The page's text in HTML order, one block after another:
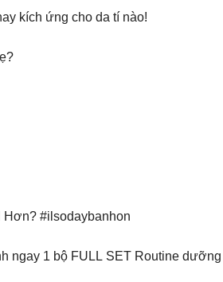
kích ứng cho da tí nào!
Hơn? #ilsodaybanhon
1 bộ FULL SET Routine dưỡng